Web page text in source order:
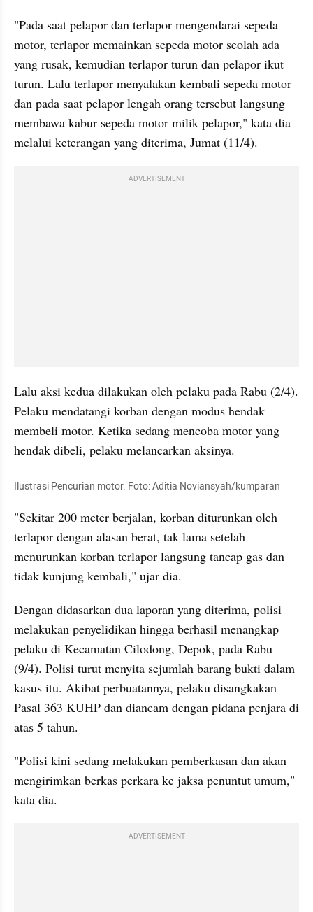
"Pada saat pelapor dan terlapor mengendarai sepeda
motor, terlapor memainkan sepeda motor seolah ada
yang rusak, kemudian terlapor turun dan pelapor ikut
turun. Lalu terlapor menyalakan kembali sepeda motor
dan pada saat pelapor lengah orang tersebut langsung
membawa kabur sepeda motor milik pelapor," kata dia
melalui keterangan yang diterima, Jumat (11/4).
ADVERTISEMENT
Lalu aksi kedua dilakukan oleh pelaku pada Rabu (2/4).
Pelaku mendatangi korban dengan modus hendak
membeli motor. Ketika sedang mencoba motor yang
hendak dibeli, pelaku melancarkan aksinya.
Ilustrasi Pencurian motor. Foto: Aditia Noviansyah/kumparan
"Sekitar 200 meter berjalan, korban diturunkan oleh
terlapor dengan alasan berat, tak lama setelah
menurunkan korban terlapor langsung tancap gas dan
tidak kunjung kembali," ujar dia.
Dengan didasarkan dua laporan yang diterima, polisi
melakukan penyelidikan hingga berhasil menangkap
pelaku di Kecamatan Cilodong, Depok, pada Rabu
(9/4). Polisi turut menyita sejumlah barang bukti dalam
kasus itu. Akibat perbuatannya, pelaku disangkakan
Pasal 363 KUHP dan diancam dengan pidana penjara di
atas 5 tahun.
"Polisi kini sedang melakukan pemberkasan dan akan
mengirimkan berkas perkara ke jaksa penuntut umum,"
kata dia.
ADVERTISEMENT